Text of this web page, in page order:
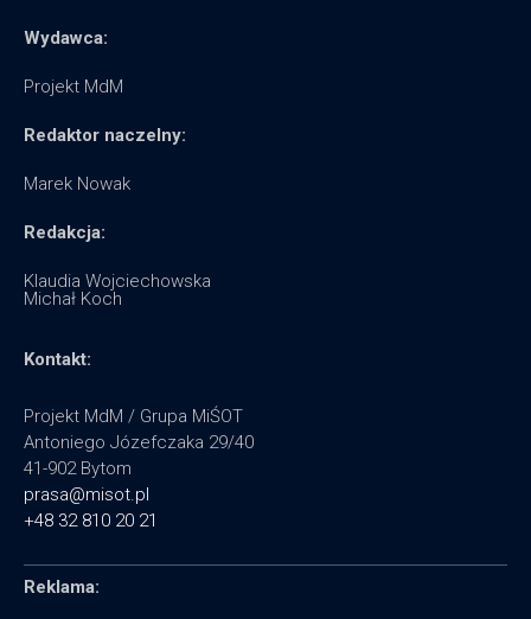
Wydawca:
Projekt MdM
Redaktor naczelny:
Marek Nowak
Redakcja:
Klaudia Wojciechowska
Michał Koch
Kontakt:
Projekt MdM / Grupa MiŚOT
Antoniego Józefczaka 29/40
41-902 Bytom
prasa@misot.pl
+48 32 810 20 21
Reklama: